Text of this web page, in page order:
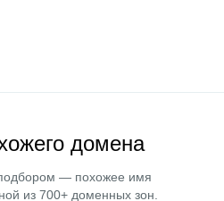
домена
— похожее имя
из 700+ доменных зон.